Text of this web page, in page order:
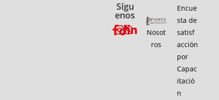
Sígu
enos
Nosot
ros
Encue
sta de
satisf
acción
por
Capac
itació
n